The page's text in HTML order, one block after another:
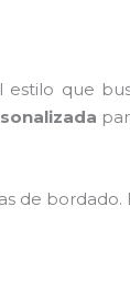
que
de bordado.